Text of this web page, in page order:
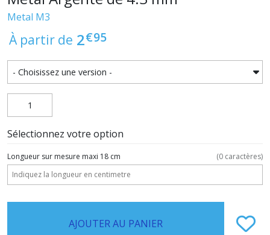
Metal M3
À partir de 2€95
Sélectionnez votre option
Longueur sur mesure maxi 18 cm (0 caractères)
AJOUTER AU PANIER